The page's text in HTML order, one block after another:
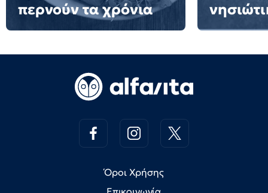
περνούν τα χρόνια
Όροι Χρήσης